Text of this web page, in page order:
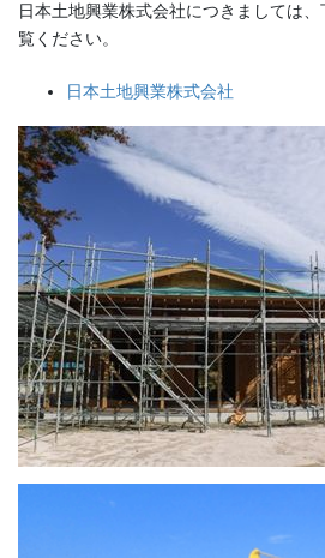
日本土地興業株式会社につきましては
覧ください。
日本土地興業株式会社